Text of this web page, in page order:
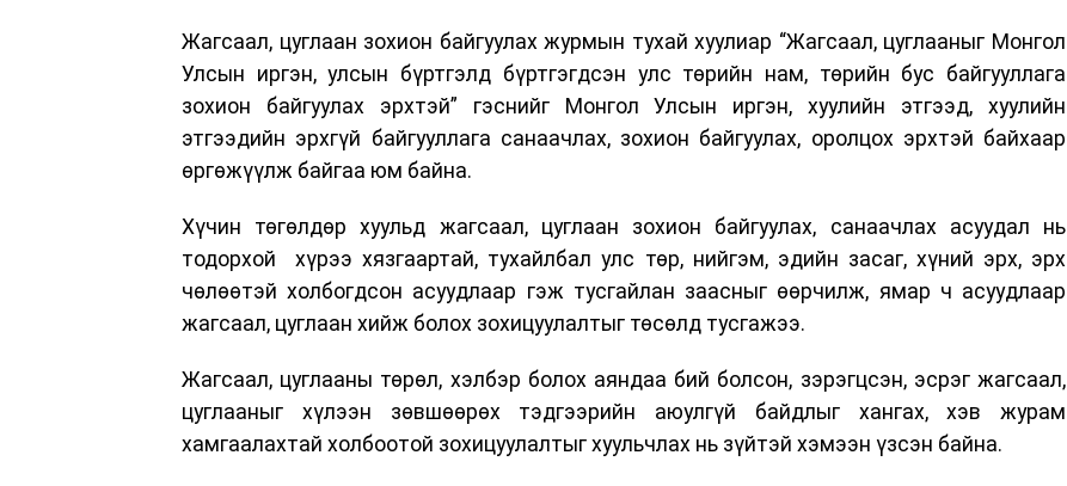
Жагсаал, цуглаан зохион байгуулах журмын тухай хуулиар “Жагсаал, цуглааныг Монгол
Улсын иргэн, улсын бүртгэлд бүртгэгдсэн улс төрийн нам, төрийн бус байгууллага
зохион байгуулах эрхтэй” гэснийг Монгол Улсын иргэн, хуулийн этгээд, хуулийн
этгээдийн эрхгүй байгууллага санаачлах, зохион байгуулах, оролцох эрхтэй байхаар
өргөжүүлж байгаа юм байна.
Хүчин төгөлдөр хуульд жагсаал, цуглаан зохион байгуулах, санаачлах асуудал нь
тодорхой хүрээ хязгаартай, тухайлбал улс төр, нийгэм, эдийн засаг, хүний эрх, эрх
чөлөөтэй холбогдсон асуудлаар гэж тусгайлан заасныг өөрчилж, ямар ч асуудлаар
жагсаал, цуглаан хийж болох зохицуулалтыг төсөлд тусгажээ.
Жагсаал, цуглааны төрөл, хэлбэр болох аяндаа бий болсон, зэрэгцсэн, эсрэг жагсаал,
цуглааныг хүлээн зөвшөөрөх тэдгээрийн аюулгүй байдлыг хангах, хэв журам
хамгаалахтай холбоотой зохицуулалтыг хуульчлах нь зүйтэй хэмээн үзсэн байна.